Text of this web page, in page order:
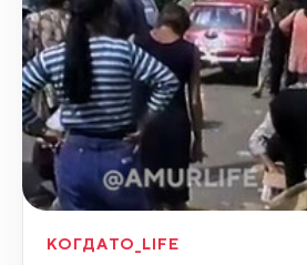
КОГДАТО_LIFE